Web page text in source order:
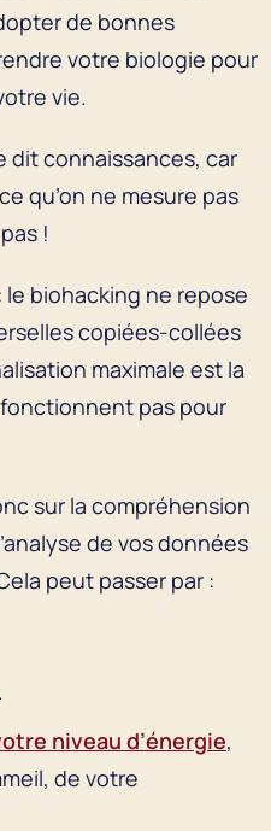
de bonnes
votre biologie pour
vie.
dit connaissances, car
qu’on ne mesure pas
!
biohacking ne repose
copiées-collées
maximale est la
pas pour
sur la compréhension
de vos données
peut passer par :
niveau d’énergie,
de votre